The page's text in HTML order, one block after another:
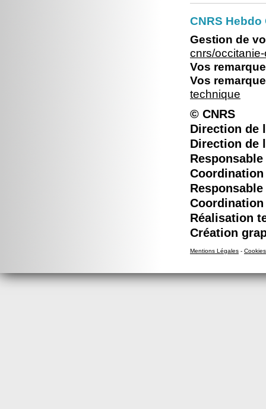
CNRS
Gestion de
cnrs/
Vos
Vos
technique
© CNRS
Direction de
Direction de
Réalisation
Création
Mentions Légales - Cookies